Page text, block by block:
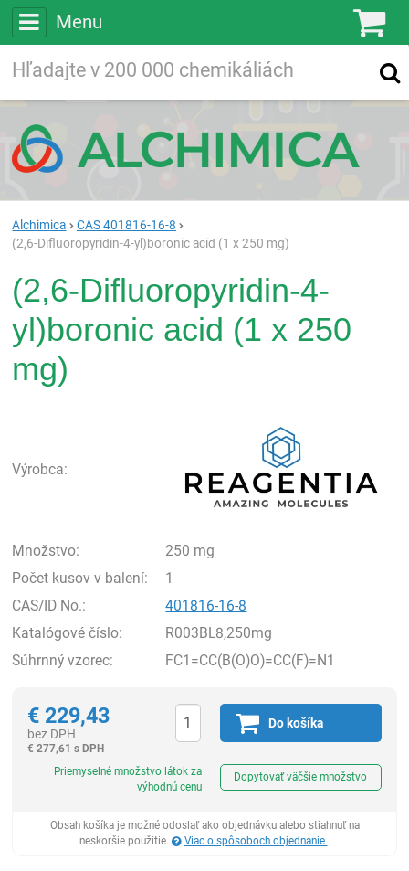
Menu
Vyhľadávanie
Alchimica
CAS 401816-16-8
(2,6-Difluoropyridin-4-yl)boronic acid (1 x 250 mg)
(2,6-Difluoropyridin-4-
yl)boronic acid (1 x 250
mg)
Výrobca:
Množstvo:
250 mg
Počet kusov v balení:
1
CAS/ID No.:
401816-16-8
Katalógové číslo:
R003BL8,250mg
Súhrnný vzorec:
FC1=CC(B(O)O)=CC(F)=N1
€ 229,43
bez DPH
€ 277,61 s DPH
Do košíka
Priemyselné množstvo látok za
výhodnú cenu
Dopytovať väčšie množstvo
Obsah košíka je možné odoslať ako objednávku alebo stiahnuť na
neskoršie použitie.
Viac o spôsoboch objednanie .